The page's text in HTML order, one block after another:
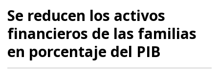
Se reducen los activos
financieros de las familias
en porcentaje del PIB